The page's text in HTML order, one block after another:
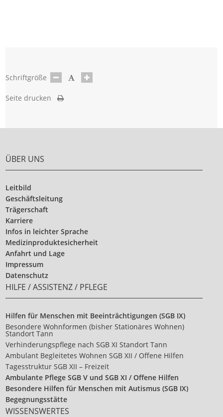
Schriftgröße
Seite drucken
ÜBER UNS
Leitbild
Geschäftsleitung
Trägerschaft
Karriere
Infos in leichter Sprache
Medizinproduktesicherheit
Anfahrt und Lage
Impressum
Datenschutz
HILFE / ASSISTENZ / PFLEGE
Hilfen für Menschen mit Beeinträchtigungen (SGB IX)
Besondere Wohnformen (bisher Stationäres Wohnen)
Standort Tann
Verhinderungspflege nach SGB XI Standort Tann
Ambulant Begleitetes Wohnen SGB XII / Offene Hilfen
Tagesstruktur SGB XII – Freizeit
Ambulante Pflege SGB V und SGB XI / Offene Hilfen
Besondere Hilfen für Menschen mit Autismus (SGB IX)
Begegnungsstätte
WISSENSWERTES